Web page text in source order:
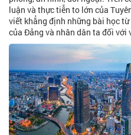
luận và thực tiễn to lớn của
viết khẳng định những bài học
của Đảng và nhân dân ta đối với